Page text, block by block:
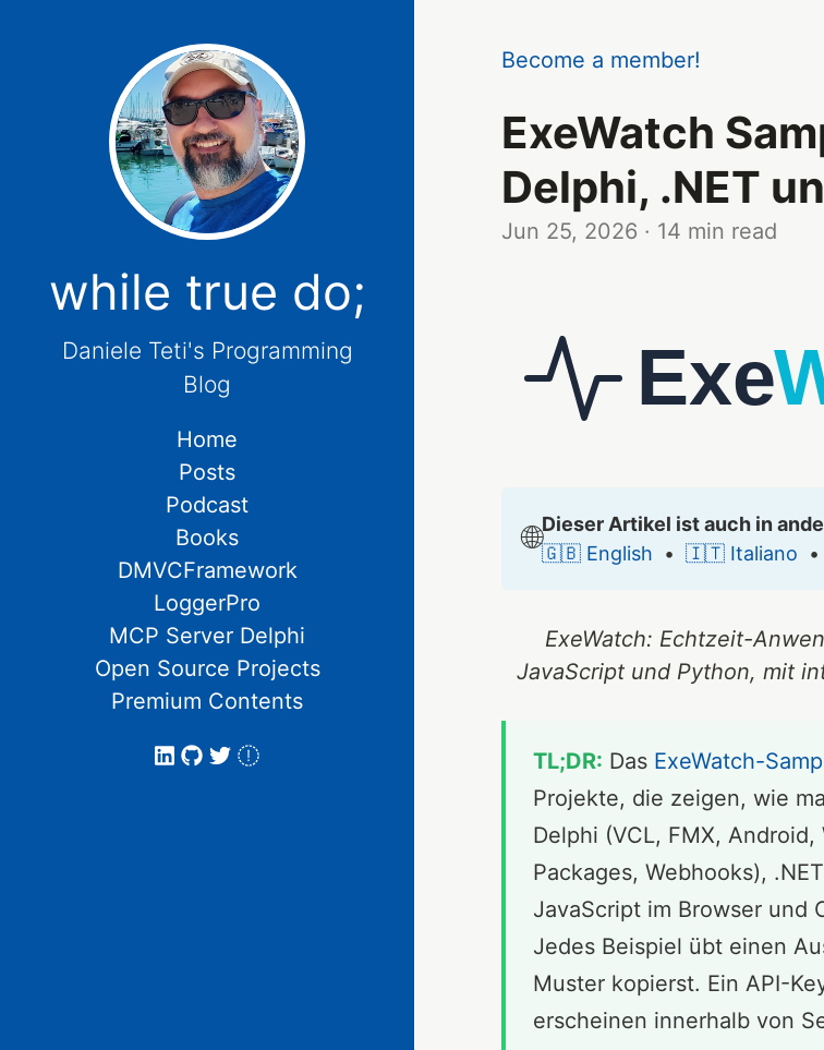
while true do;
Daniele Teti's Programming
Blog
Home
Posts
Podcast
Books
DMVCFramework
LoggerPro
MCP Server Delphi
Open Source Projects
Premium Contents
Become a member!
ExeWatch
Delphi, .NET
Jun 25, 2026 · 14 min read
🌐Dieser Artikel ist auch in
🇬🇧 English • 🇮🇹 Italiano •
ExeWatch: Echtzeit-
JavaScript und Python, mit
TL;DR: Das ExeWatch-
Projekte, die zeigen, wie
Delphi (VCL, FMX,
Packages, Webhooks),
JavaScript im Browser und
Jedes Beispiel übt einen
Muster kopierst. Ein API-
erscheinen innerhalb von